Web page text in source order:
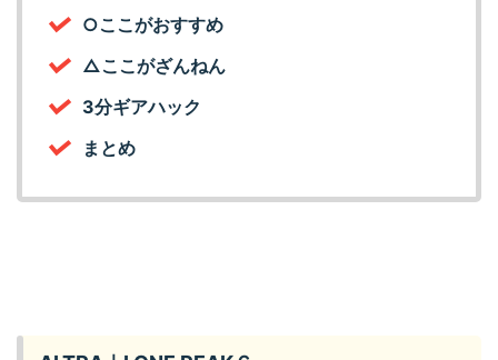
○ここがおすすめ
△ここがざんねん
3分ギアハック
まとめ